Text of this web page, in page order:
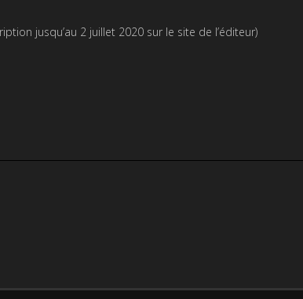
jusqu’au 2 juillet 2020 sur le site de l’éditeur)